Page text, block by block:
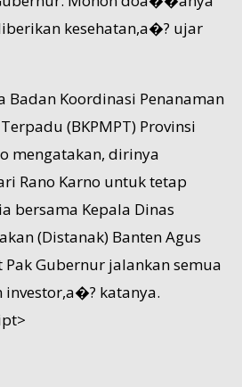
kesehatan,a�? ujar
Badan Koordinasi Penanaman
(BKPMPT) Provinsi
mengatakan, dirinya
Rano Karno untuk tetap
bersama Kepala Dinas
(Distanak) Banten Agus
Gubernur jalankan semua
investor,a�? katanya.